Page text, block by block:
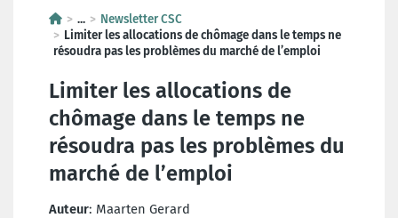
...
Newsletter CSC
Limiter les allocations de chômage dans le temps ne
résoudra pas les problèmes du marché de l’emploi
Limiter les allocations de
chômage dans le temps ne
résoudra pas les problèmes du
marché de l’emploi
Auteur: Maarten Gerard